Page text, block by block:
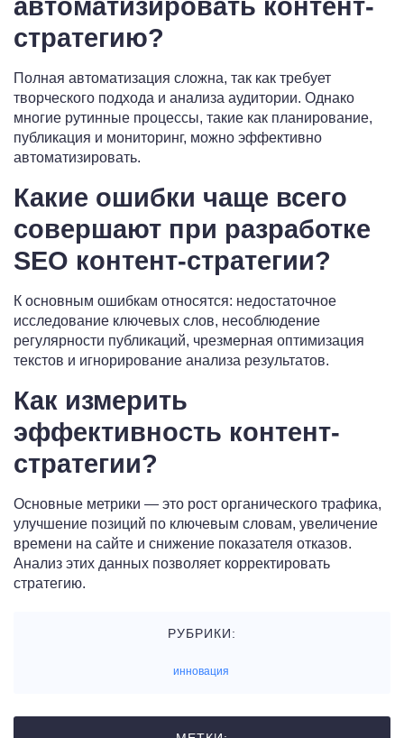
автоматизировать контент-
стратегию?
Полная автоматизация сложна, так как требует
творческого подхода и анализа аудитории. Однако
многие рутинные процессы, такие как планирование,
публикация и мониторинг, можно эффективно
автоматизировать.
Какие ошибки чаще всего
совершают при разработке
SEO контент-стратегии?
К основным ошибкам относятся: недостаточное
исследование ключевых слов, несоблюдение
регулярности публикаций, чрезмерная оптимизация
текстов и игнорирование анализа результатов.
Как измерить
эффективность контент-
стратегии?
Основные метрики — это рост органического трафика,
улучшение позиций по ключевым словам, увеличение
времени на сайте и снижение показателя отказов.
Анализ этих данных позволяет корректировать
стратегию.
РУБРИКИ:
инновация